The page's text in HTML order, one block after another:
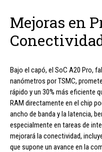
Mejoras en
Bajo el capó, el SoC A20 Pro,
nanómetros por TSMC,
rápido y un 30% más eficiente
RAM directamente en el chip
ancho de banda y la latencia,
especialmente en tareas de
mejorará la conectividad,
que supone un avance en la